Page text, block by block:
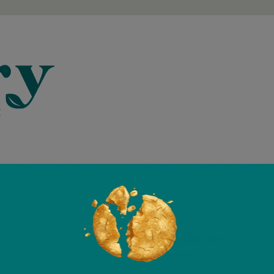
um rechtzeitig über neue Produkte und Angebote
VELIVERY.COM